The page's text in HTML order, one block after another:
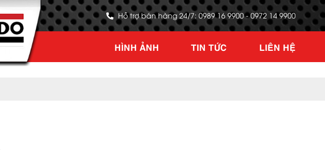
Hỗ trợ bán hàng 24/7: 0989 16 9900 - 0972 14 9900
HÌNH ẢNH TIN TỨC LIÊN HỆ